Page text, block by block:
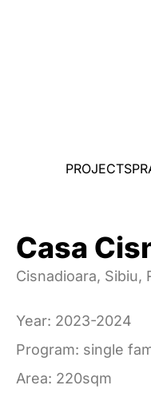
PROJECTS
Casa
Cisnadioara, Sibiu,
Year: 2023-2024
Program: single
Area: 220sqm